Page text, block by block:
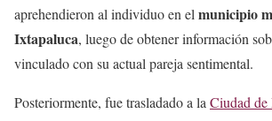
aprehendieron al individuo en el municipio
Ixtapaluca, luego de obtener información
vinculado con su actual pareja sentimental.
Posteriormente, fue trasladado a la Ciudad